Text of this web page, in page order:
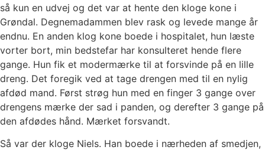
så kun en udvej og det var at hente den kloge kone i
Grøndal. Degnemadammen blev rask og levede mange år
endnu. En anden klog kone boede i hospitalet, hun læste
vorter bort, min bedstefar har konsulteret hende flere
gange. Hun fik et modermærke til at forsvinde på en lille
dreng. Det foregik ved at tage drengen med til en nylig
afdød mand. Først strøg hun med en finger 3 gange over
drengens mærke der sad i panden, og derefter 3 gange på
den afdødes hånd. Mærket forsvandt.
Så var der kloge Niels. Han boede i nærheden af smedjen,